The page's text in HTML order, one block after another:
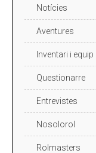
Notícies
Aventures
Inventari i equip
Questionarre
Entrevistes
Nosolorol
Rolmasters